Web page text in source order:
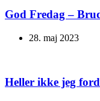
God Fredag –
28. maj 2023
Heller ikke jeg